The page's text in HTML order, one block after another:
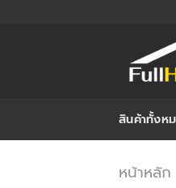
สินค้าทั้งห
หน้าหลัก